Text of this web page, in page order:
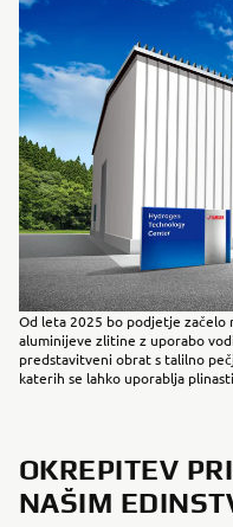
Od leta 2025 bo podjetje
aluminijeve zlitine z uporabo
predstavitveni obrat s talilno
katerih se lahko uporablja
OKREPITEV
NAŠIM